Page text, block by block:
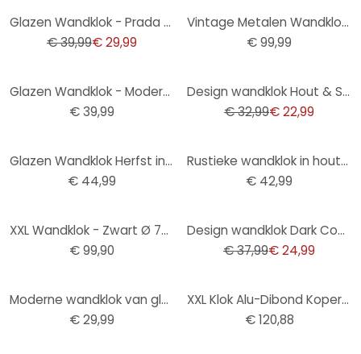
Glazen Wandklok - Prada Marfa
€ 39,99€ 29,99
Vintage Metalen Wandklok met bewegende tandwielen
€ 99,99
Glazen Wandklok - Modern 02
€ 39,99
Design wandklok Hout & Staal met walnoot hout look en Romeinse cijfers Ø40 cm
€ 32,99€ 22,99
Glazen Wandklok Herfst in de Bergen
€ 44,99
Rustieke wandklok in hout-metaallook met vintage cijfers geruisloos Ø50cm
€ 42,99
XXL Wandklok - Zwart Ø 70 cm
€ 99,90
Design wandklok Dark Contrast met walnoot houtlook en Arabische cijfers Ø50 cm
€ 37,99€ 24,99
Moderne wandklok van glas in zwart marmerlook Ø30 cm
€ 29,99
XXL Klok Alu-Dibond Koper Effect
€ 120,88